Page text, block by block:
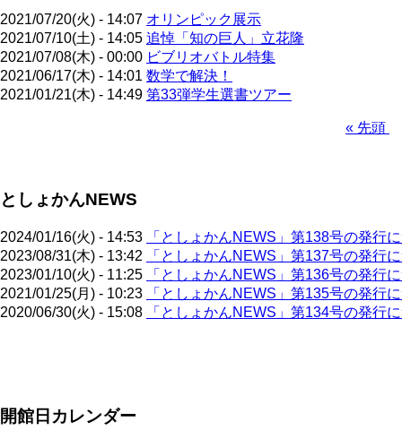
2021/07/20(火) - 14:07 オリンピック展示
2021/07/10(土) - 14:05 追悼「知の巨人」立花隆
2021/07/08(木) - 00:00 ビブリオバトル特集
2021/06/17(木) - 14:01 数学で解決！
2021/01/21(木) - 14:49 第33弾学生選書ツアー
送
先
« 先頭
としょかんNEWS
2024/01/16(火) - 14:53
「としょかんNEWS」第138号の発行
2023/08/31(木) - 13:42
「としょかんNEWS」第137号の発行
2023/01/10(火) - 11:25
「としょかんNEWS」第136号の発行
2021/01/25(月) - 10:23
「としょかんNEWS」第135号の発行
2020/06/30(火) - 15:08
「としょかんNEWS」第134号の発行
送
開館日カレンダー